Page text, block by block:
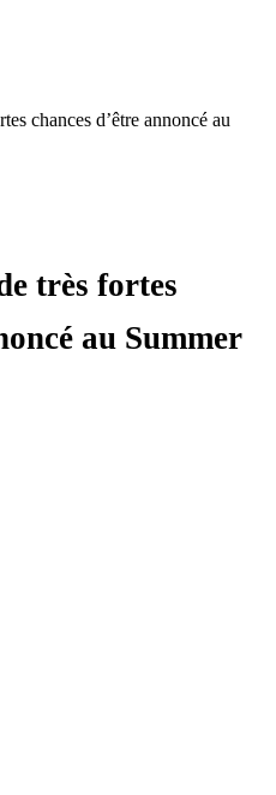
chances d’être annoncé au
très fortes
au Summer